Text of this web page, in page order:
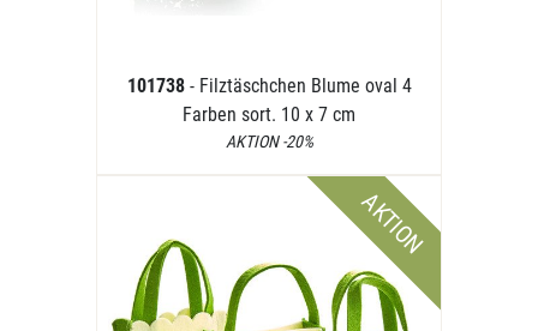
101738 - Filztäschchen Blume oval 4
Farben sort. 10 x 7 cm
AKTION -20%
AKTION